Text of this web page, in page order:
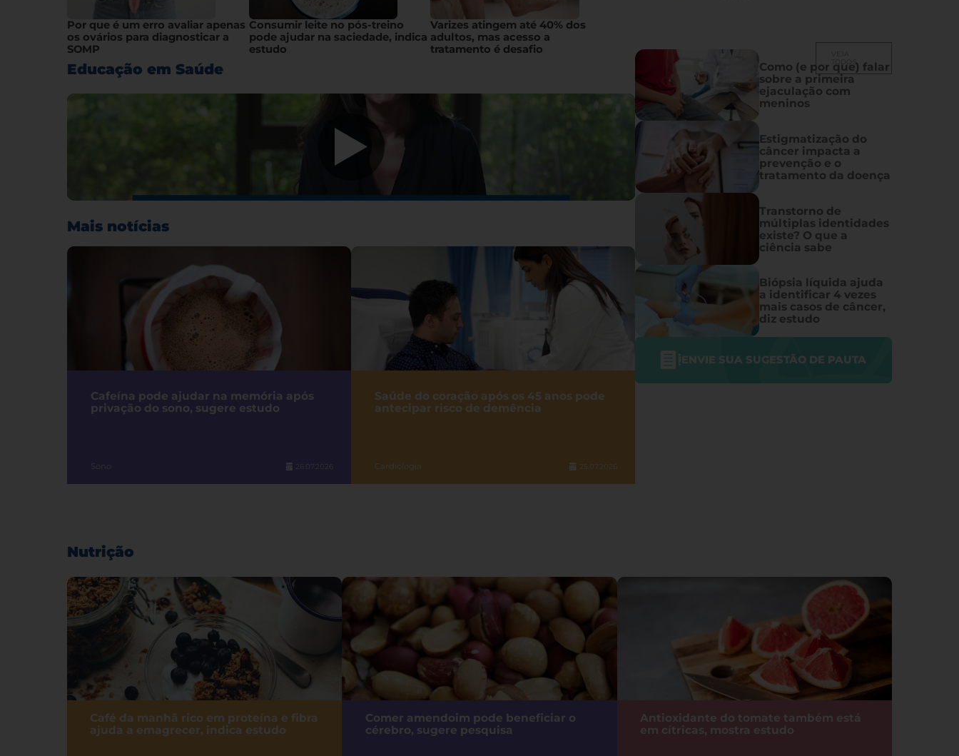
Por que é um erro avaliar apenas
os ovários para diagnosticar a
SOMP
Consumir leite no pós-treino
pode ajudar na saciedade, indica
estudo
Varizes atingem até 40% dos
adultos, mas acesso a
tratamento é desafio
Educação em Saúde
Mais notícias
Cafeína pode ajudar na memória após
privação do sono, sugere estudo
Sono 26.07.2026
Saúde do coração após os 45 anos pode
antecipar risco de demência
Cardiologia 25.07.2026
TODOS
Como (e por que) falar
sobre a primeira
ejaculação com
meninos
Estigmatização do
câncer impacta a
prevenção e o
tratamento da doença
Transtorno de
múltiplas identidades
existe? O que a
ciência sabe
Biópsia líquida ajuda
a identificar 4 vezes
mais casos de câncer,
diz estudo
ENVIE SUA SUGESTÃO DE PAUTA
Nutrição
Café da manhã rico em proteína e fibra
ajuda a emagrecer, indica estudo
Comer amendoim pode beneficiar o
cérebro, sugere pesquisa
Antioxidante do tomate também está
em cítricas, mostra estudo